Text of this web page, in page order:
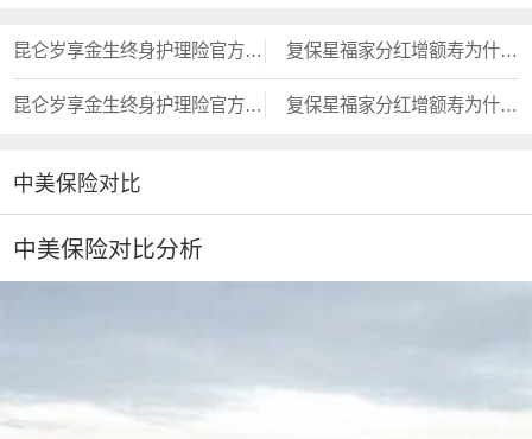
昆仑岁享金生终身护理险官方投保入口？？ 复保星福家分红增额寿为什么不建议买
昆仑岁享金生终身护理险官方投保入口？？ 复保星福家分红增额寿为什么不建议买
中美保险对比
中美保险对比分析